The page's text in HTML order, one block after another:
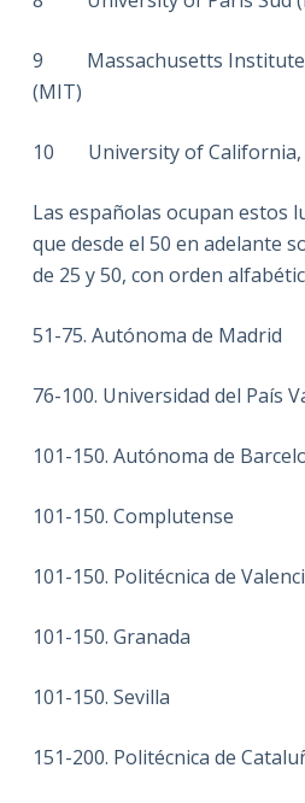
9
Massachusetts
(MIT)
10 University of California,
Las españolas ocupan estos
que desde el 50 en adelante
de 25 y 50, con orden
51-75. Autónoma de Madrid
76-100. Universidad del País
101-150. Autónoma de
101-150. Complutense
101-150. Politécnica de
101-150. Granada
101-150. Sevilla
151-200. Politécnica de